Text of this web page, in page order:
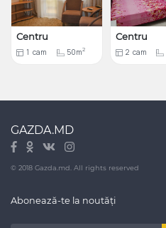
Centru
1 cam 50m2
Centru
2 cam
GAZDA.MD
© 2018 Gazda.md. All rights reserved
Abonează-te la noutăți